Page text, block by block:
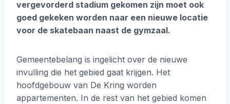
vergevorderd stadium gekomen zijn moet ook
goed gekeken worden naar een nieuwe locatie
voor de skatebaan naast de gymzaal.
Gemeentebelang is ingelicht over de nieuwe
invulling die het gebied gaat krijgen. Het
hoofdgebouw van De Kring worden
appartementen. In de rest van het gebied komen